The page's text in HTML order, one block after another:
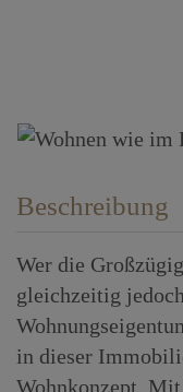
Beschreibung
Wer die
gleichzeitig
in dieser
Wohnkonzept.